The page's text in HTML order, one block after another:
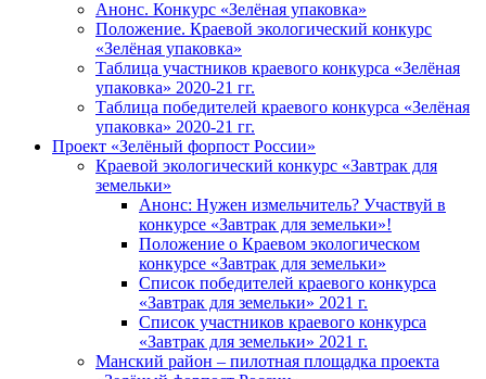
Анонс. Конкурс «Зелёная упаковка»
Положение. Краевой экологический конкурс
«Зелёная упаковка»
Таблица участников краевого конкурса «Зелёная
упаковка» 2020-21 гг.
Таблица победителей краевого конкурса «Зелёная
упаковка» 2020-21 гг.
Проект «Зелёный форпост России»
Краевой экологический конкурс «Завтрак для
земельки»
Анонс: Нужен измельчитель? Участвуй в
конкурсе «Завтрак для земельки»!
Положение о Краевом экологическом
конкурсе «Завтрак для земельки»
Список победителей краевого конкурса
«Завтрак для земельки» 2021 г.
Список участников краевого конкурса
«Завтрак для земельки» 2021 г.
Манский район – пилотная площадка проекта